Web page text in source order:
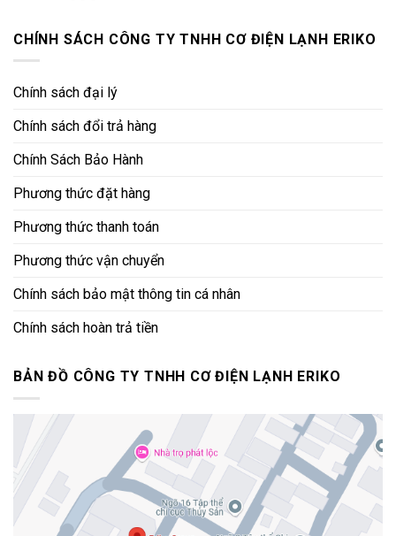
CHÍNH SÁCH CÔNG TY TNHH CƠ ĐIỆN LẠNH ERIKO
Chính sách đại lý
Chính sách đổi trả hàng
Chính Sách Bảo Hành
Phương thức đặt hàng
Phương thức thanh toán
Phương thức vận chuyển
Chính sách bảo mật thông tin cá nhân
Chính sách hoàn trả tiền
BẢN ĐỒ CÔNG TY TNHH CƠ ĐIỆN LẠNH ERIKO